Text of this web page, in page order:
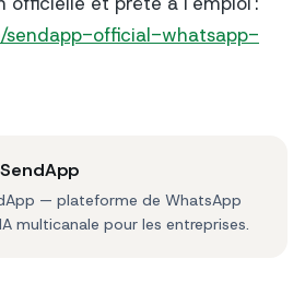
sendapp-official-whatsapp-
— plateforme de WhatsApp
multicanale pour les entreprises.